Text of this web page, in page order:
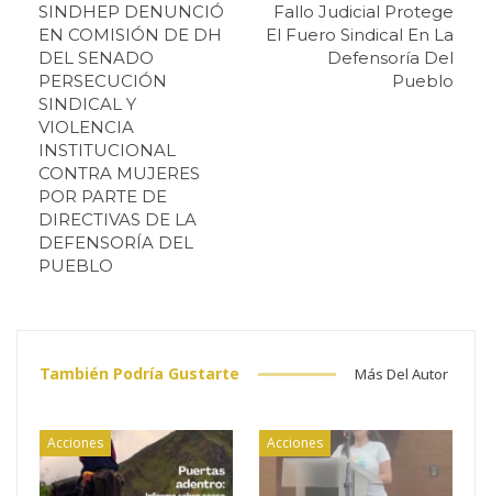
SINDHEP DENUNCIÓ
EN COMISIÓN DE DH
DEL SENADO
PERSECUCIÓN
SINDICAL Y
VIOLENCIA
INSTITUCIONAL
CONTRA MUJERES
POR PARTE DE
DIRECTIVAS DE LA
DEFENSORÍA DEL
PUEBLO
Fallo Judicial Protege
El Fuero Sindical En La
Defensoría Del
Pueblo
También Podría Gustarte Más Del Autor
Acciones Acciones